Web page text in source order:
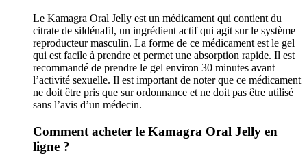
Le Kamagra Oral Jelly est un médicament qui contient du
citrate de sildénafil, un ingrédient actif qui agit sur le système
reproducteur masculin. La forme de ce médicament est le gel
qui est facile à prendre et permet une absorption rapide. Il est
recommandé de prendre le gel environ 30 minutes avant
l’activité sexuelle. Il est important de noter que ce médicament
ne doit être pris que sur ordonnance et ne doit pas être utilisé
sans l’avis d’un médecin.
Comment acheter le Kamagra Oral Jelly en
ligne ?